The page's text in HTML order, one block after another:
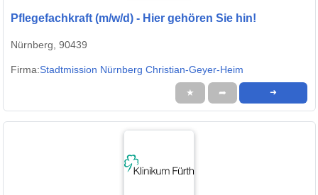
Pflegefachkraft (m/w/d) - Hier gehören Sie hin!
Nürnberg, 90439
Firma:Stadtmission Nürnberg Christian-Geyer-Heim
★ ➦ ➜